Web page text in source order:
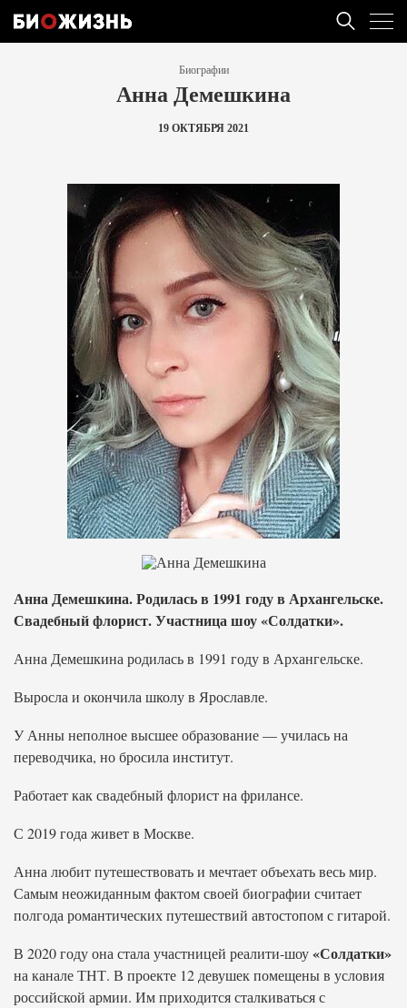
Биографии
Анна Демешкина
19 ОКТЯБРЯ 2021
Анна Демешкина. Родилась в 1991 году в Архангельске.
Свадебный флорист. Участница шоу «Солдатки».
Анна Демешкина родилась в 1991 году в Архангельске.
Выросла и окончила школу в Ярославле.
У Анны неполное высшее образование — училась на
переводчика, но бросила институт.
Работает как свадебный флорист на фрилансе.
С 2019 года живет в Москве.
Анна любит путешествовать и мечтает объехать весь мир.
Самым неожиданным фактом своей биографии считает
полгода романтических путешествий автостопом с гитарой.
В 2020 году она стала участницей реалити-шоу«Солдатки»
на канале ТНТ. В проекте 12 девушек помещены в условия
российской армии. Им приходится сталкиваться с